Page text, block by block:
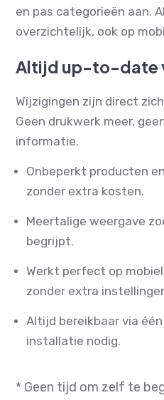
en pas categorieën aan.
overzichtelijk, ook op
Altijd up-to-date
Wijzigingen zijn direct
Geen drukwerk meer,
informatie.
Onbeperkt producten
zonder extra kosten.
Meertalige weergave
begrijpt.
Werkt perfect op
zonder extra
Altijd bereikbaar via
installatie nodig.
* Geen tijd om zelf te